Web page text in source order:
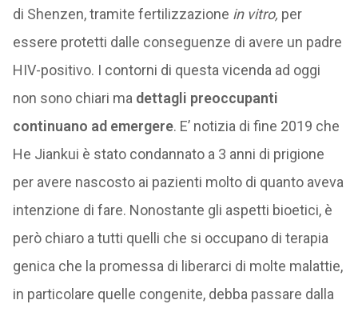
di Shenzen, tramite fertilizzazione in vitro, per
essere protetti dalle conseguenze di avere un padre
HIV-positivo. I contorni di questa vicenda ad oggi
non sono chiari ma dettagli preoccupanti
continuano ad emergere. E’ notizia di fine 2019 che
He Jiankui è stato condannato a 3 anni di prigione
per avere nascosto ai pazienti molto di quanto aveva
intenzione di fare. Nonostante gli aspetti bioetici, è
però chiaro a tutti quelli che si occupano di terapia
genica che la promessa di liberarci di molte malattie,
in particolare quelle congenite, debba passare dalla